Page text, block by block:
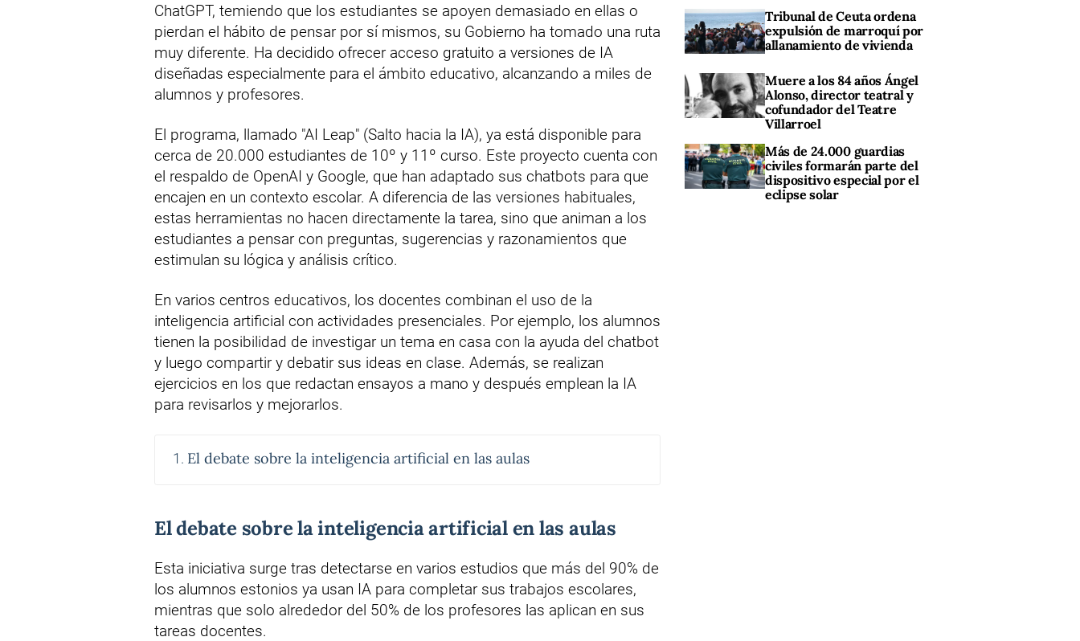
ChatGPT, temiendo que los estudiantes se apoyen demasiado en ellas o
pierdan el hábito de pensar por sí mismos, su Gobierno ha tomado una ruta
muy diferente. Ha decidido ofrecer acceso gratuito a versiones de IA
diseñadas especialmente para el ámbito educativo, alcanzando a miles de
alumnos y profesores.
El programa, llamado "AI Leap" (Salto hacia la IA), ya está disponible para
cerca de 20.000 estudiantes de 10º y 11º curso. Este proyecto cuenta con
el respaldo de OpenAI y Google, que han adaptado sus chatbots para que
encajen en un contexto escolar. A diferencia de las versiones habituales,
estas herramientas no hacen directamente la tarea, sino que animan a los
estudiantes a pensar con preguntas, sugerencias y razonamientos que
estimulan su lógica y análisis crítico.
En varios centros educativos, los docentes combinan el uso de la
inteligencia artificial con actividades presenciales. Por ejemplo, los alumnos
tienen la posibilidad de investigar un tema en casa con la ayuda del chatbot
y luego compartir y debatir sus ideas en clase. Además, se realizan
ejercicios en los que redactan ensayos a mano y después emplean la IA
para revisarlos y mejorarlos.
El debate sobre la inteligencia artificial en las aulas
El debate sobre la inteligencia artificial en las aulas
Esta iniciativa surge tras detectarse en varios estudios que más del 90% de
los alumnos estonios ya usan IA para completar sus trabajos escolares,
mientras que solo alrededor del 50% de los profesores las aplican en sus
tareas docentes.
Tribunal de Ceuta ordena
expulsión de marroquí por
allanamiento de vivienda
Muere a los 84 años Ángel
Alonso, director teatral y
cofundador del Teatre
Villarroel
Más de 24.000 guardias
civiles formarán parte del
dispositivo especial por el
eclipse solar